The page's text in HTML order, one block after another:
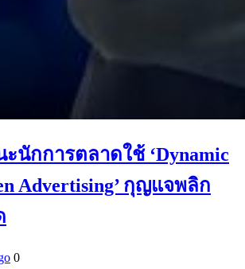
นักการตลาดใช้ ‘Dynamic
Advertising’ กุญแจพลิก
0